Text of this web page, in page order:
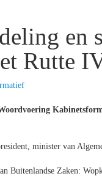
en
Rutte
minister van
Buitenlandse Zaken: